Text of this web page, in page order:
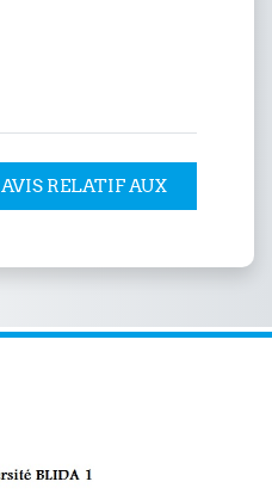
AVIS RELATIF AUX